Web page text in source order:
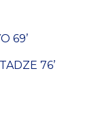
69’
76’